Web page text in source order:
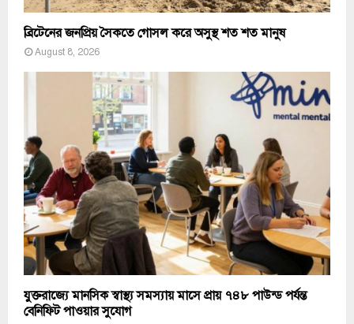
ব্রিটেনের জনপ্রিয় সৈকতে গোসল করে অসুস্থ শত শত মানুষ
August 8, 2026
যুক্তরাজ্যে মানসিক স্বাস্থ্য সমস্যায় মাসে প্রায় ৭৪৮ পাউন্ড পর্যন্ত
বেনিফিট পাওয়ার সুযোগ